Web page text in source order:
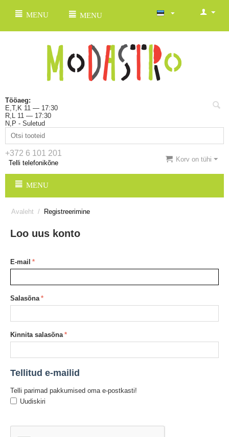
MENU MENU
Tööaeg:
E,T,K 11 — 17:30
R,L 11 — 17:30
N,P - Suletud
+372 6 101 201
Telli telefonikõne Korv on tühi
MENU
Avaleht / Registreerimine
Loo uus konto
E-mail
Salasõna
Kinnita salasõna
Tellitud e-mailid
Telli parimad pakkumised oma e-postkasti!
Uudiskiri